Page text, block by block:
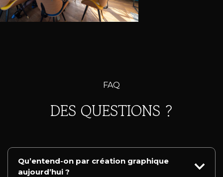
FAQ
DES QUESTIONS ?
Qu’entend-on par création graphique
aujourd’hui ?